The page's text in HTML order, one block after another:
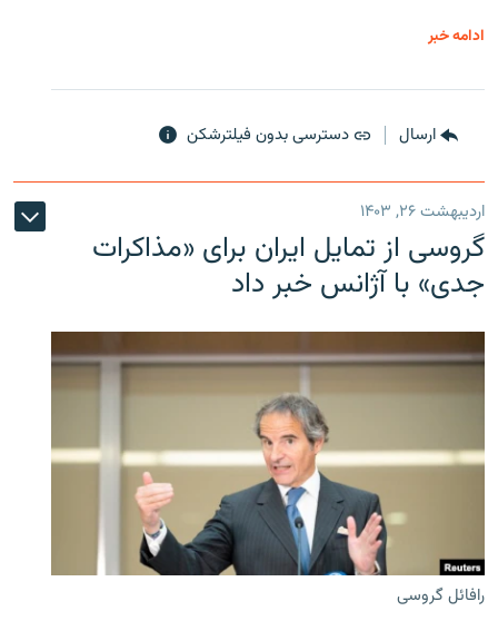
ادامه خبر
ارسال دسترسی بدون فیلترشکن
اردیبهشت ۲۶, ۱۴۰۳
گروسی از تمایل ایران برای «مذاکرات
جدی» با آژانس خبر داد
رافائل گروسی